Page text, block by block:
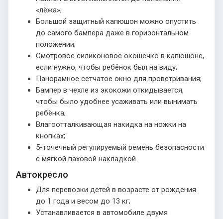
«лёжа»;
Большой защитный капюшон можно опустить
до самого бампера даже в горизонтальном
положении;
Смотровое силиконовое окошечко в капюшоне,
если нужно, чтобы ребёнок был на виду;
Панорамное сетчатое окно для проветривания;
Бампер в чехле из экокожи откидывается,
чтобы было удобнее усаживать или вынимать
ребёнка;
Влагоотталкивающая накидка на ножки на
кнопках;
5-точечный регулируемый ремень безопасности
с мягкой паховой накладкой.
Автокресло
Для перевозки детей в возрасте от рождения
до 1 года и весом до 13 кг;
Устанавливается в автомобиле двумя